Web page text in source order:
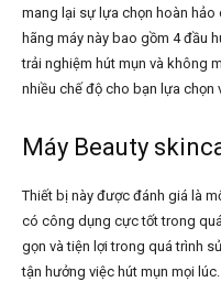
mang lại sự lựa chọn hoàn hảo
hãng máy này bao gồm 4 đầu
trải nghiệm hút mụn và không
nhiều chế độ cho bạn lựa
Máy Beauty
Thiết bị này được đánh giá là
có công dụng cực tốt trong
gọn và tiện lợi trong quá trình
tận hưởng việc hút mụn mọi lúc.